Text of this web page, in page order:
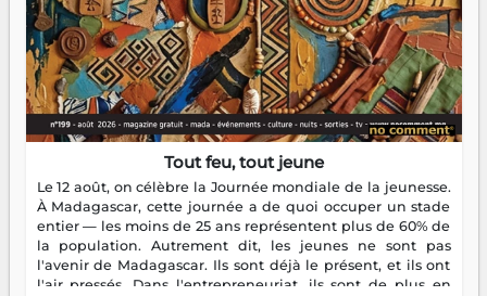
Tout feu, tout jeune
Le 12 août, on célèbre la Journée mondiale de la jeunesse.
À Madagascar, cette journée a de quoi occuper un stade
entier — les moins de 25 ans représentent plus de 60% de
la population. Autrement dit, les jeunes ne sont pas
l'avenir de Madagascar. Ils sont déjà le présent, et ils ont
l'air pressés. Dans l'entrepreneuriat, ils sont de plus en